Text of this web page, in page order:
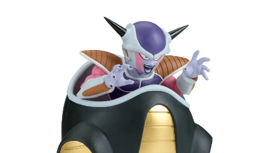
1.本服務係由「台灣大哥大股份有限公司」（以下簡稱本公司）所提供，讓
用戶於交易時，得透過本服務購買商品或服務，並由商店將買賣／分期付款
買賣價金債權讓與本公司後，依約使用本公司帳單繳交帳款。
2.基於同意付款使用「大哥付你分期」之契約關係目的，商店將以您的個人
資料（包含姓名、電話或地址）提供予台灣大哥大進項蒐集、處理及利用，
由本公司與您本人進行分期帳單所需資料之確認、核對及更正。
3.完整用戶服務條款，請詳閱以下連結：
https://oppay.tw/userRule
每筆NT$90，滿NT$3,000(含以上)免運費
每筆NT$90，滿NT$3,000(含以上)免運費
每筆NT$120，滿NT$3,000(含以上)免運費
預購-宅配(離島)(舊)
每筆NT$160，滿NT$3,000(含以上)免運費